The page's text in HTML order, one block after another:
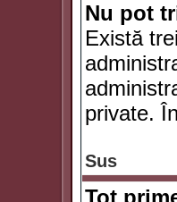
Nu pot
Există
private.
Sus
Tot